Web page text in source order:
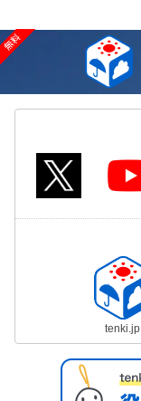
tenki.jp